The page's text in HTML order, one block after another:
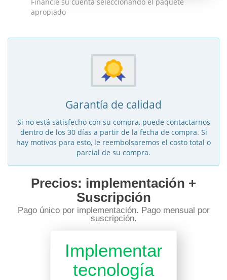
apropiado
Garantía de calidad
Si no está satisfecho con su compra, puede contactarnos
dentro de los 30 días a partir de la fecha de compra. Si
hay motivos para esto, le reembolsaremos el costo total o
parcial de su compra.
Precios: implementación +
Suscripción
Pago único por implementación. Pago mensual por
suscripción.
Implementar
tecnología